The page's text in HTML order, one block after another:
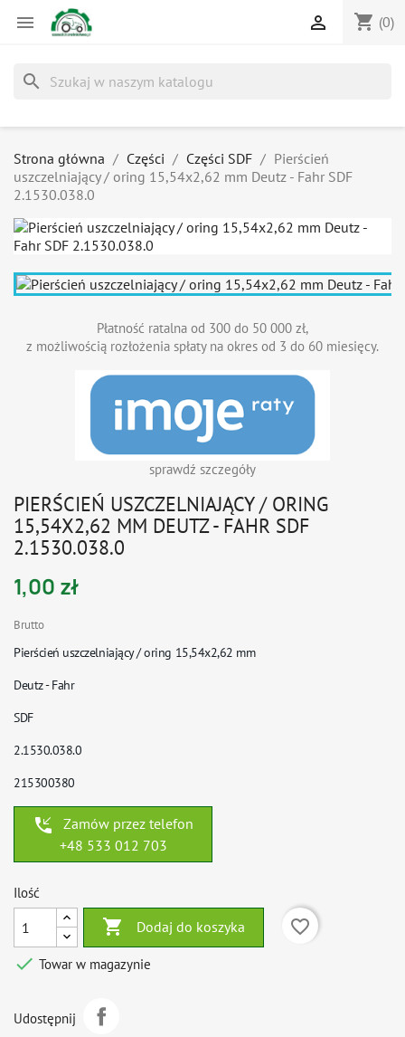
 shopping_cart (0)

search
Strona główna Części Części SDF
Pierścień
uszczelniający / oring 15,54x2,62 mm Deutz - Fahr SDF
2.1530.038.0
Płatność ratalna od 300 do 50 000 zł,
z możliwością rozłożenia spłaty na okres od 3 do 60 miesięcy.
sprawdź szczegóły
PIERŚCIEŃ USZCZELNIAJĄCY / ORING
15,54X2,62 MM DEUTZ - FAHR SDF
2.1530.038.0
1,00 zł
Brutto
Pierścień uszczelniający / oring 15,54x2,62 mm
Deutz - Fahr
SDF
2.1530.038.0
215300380
phone_callback
Zamów przez telefon
+48 533 012 703
Ilość
 Dodaj do koszyka
favorite_border
 Towar w magazynie
Udostępnij